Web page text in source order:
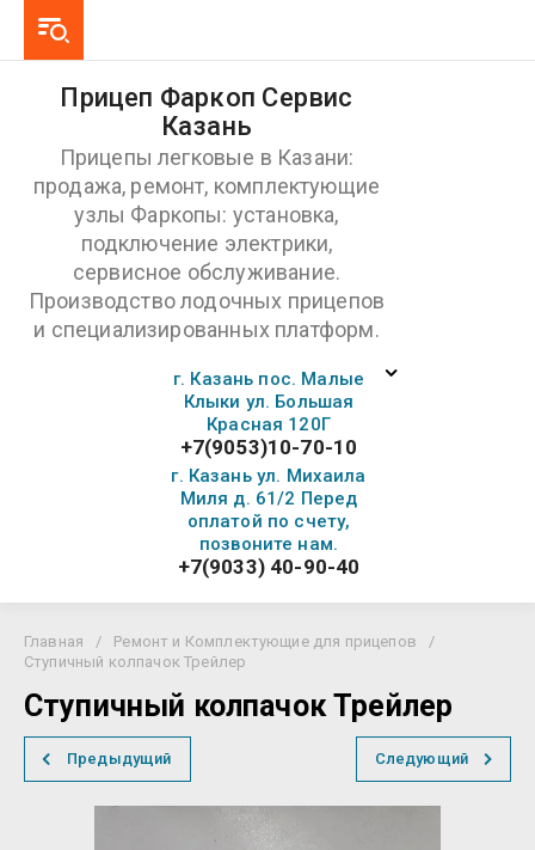
Прицеп Фаркоп Сервис
Казань
Прицепы легковые в Казани:
продажа, ремонт, комплектующие
узлы Фаркопы: установка,
подключение электрики,
сервисное обслуживание.
Производство лодочных прицепов
и специализированных платформ.
г. Казань пос. Малые
Клыки ул. Большая
Красная 120Г
+7(9053)10-70-10
г. Казань ул. Михаила
Миля д. 61/2 Перед
оплатой по счету,
позвоните нам.
+7(9033) 40-90-40
Главная / Ремонт и Комплектующие для прицепов
/
Ступичный колпачок Трейлер
Ступичный колпачок Трейлер
Предыдущий Следующий